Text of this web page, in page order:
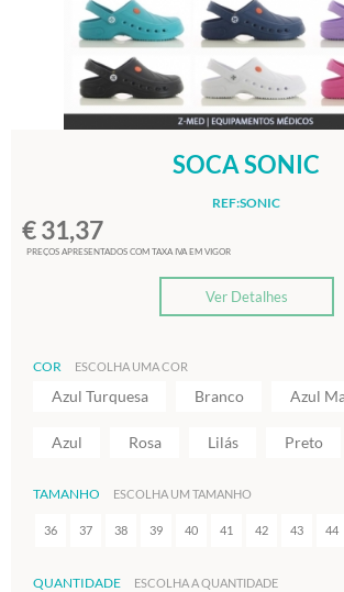
SOCA SONIC
REF:SONIC
€ 31,37
PREÇOS APRESENTADOS COM TAXA IVA EM VIGOR
Ver Detalhes
COR ESCOLHA UMA COR
Azul Turquesa Branco Azul
Azul Rosa Lilás Preto
TAMANHO ESCOLHA UM TAMANHO
36 37 38 39 40 41 42 43 44
QUANTIDADE ESCOLHA A QUANTIDADE